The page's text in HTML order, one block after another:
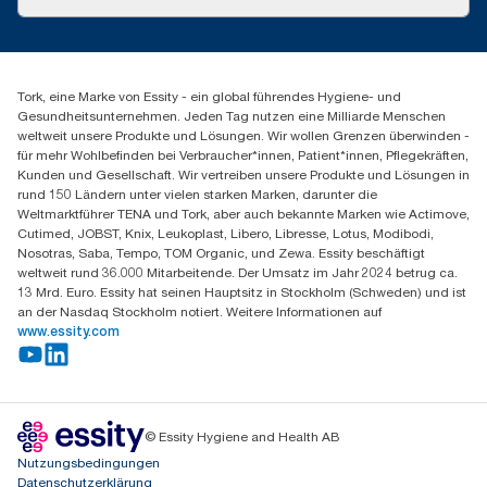
Spenderreklamation
+43 (0) 8 10-22 00 84
Essity Austria Vertriebs GmbH
Am Europlatz 2
1120 Wien
Mo-Do 8:00-16:30 | Fr 8:00-15:00
GLN: 9011111000026
Tork, eine Marke von Essity - ein global führendes Hygiene- und
Gesundheitsunternehmen. Jeden Tag nutzen eine Milliarde Menschen
weltweit unsere Produkte und Lösungen. Wir wollen Grenzen überwinden -
für mehr Wohlbefinden bei Verbraucher*innen, Patient*innen, Pflegekräften,
Kunden und Gesellschaft. Wir vertreiben unsere Produkte und Lösungen in
rund 150 Ländern unter vielen starken Marken, darunter die
Weltmarktführer TENA und Tork, aber auch bekannte Marken wie Actimove,
Cutimed, JOBST, Knix, Leukoplast, Libero, Libresse, Lotus, Modibodi,
Nosotras, Saba, Tempo, TOM Organic, und Zewa. Essity beschäftigt
weltweit rund 36.000 Mitarbeitende. Der Umsatz im Jahr 2024 betrug ca.
13 Mrd. Euro. Essity hat seinen Hauptsitz in Stockholm (Schweden) und ist
an der Nasdaq Stockholm notiert. Weitere Informationen auf
www.essity.com
© Essity Hygiene and Health AB
Nutzungsbedingungen
Datenschutzerklärung